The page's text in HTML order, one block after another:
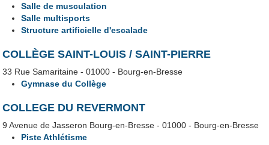
Salle de musculation
Salle multisports
Structure artificielle d'escalade
COLLÈGE SAINT-LOUIS / SAINT-PIERRE
33 Rue Samaritaine - 01000 - Bourg-en-Bresse
Gymnase du Collège
COLLEGE DU REVERMONT
9 Avenue de Jasseron Bourg-en-Bresse - 01000 - Bourg-en-Bresse
Piste Athlétisme